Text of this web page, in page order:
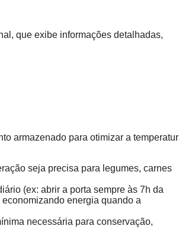
que exibe informações detalhadas,
armazenado para otimizar a
seja precisa para legumes, carnes
(ex: abrir a porta sempre às 7h da
energia quando a
necessária para conservação,